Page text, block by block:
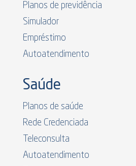
Planos de previdência
Simulador
Empréstimo
Autoatendimento
Saúde
Planos de saúde
Rede Credenciada
Teleconsulta
Autoatendimento